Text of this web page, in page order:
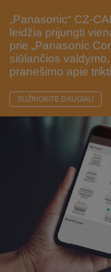
„Panasonic“ CZ-
leidžia prijungti
prie „Panasonic
siūlančios
pranešimo apie
SUŽINOKITE DAUGIAU